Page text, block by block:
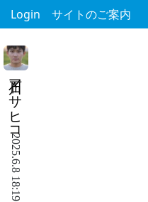
Login サイトのご案内
石川マサヒコ
2025.6.8 18:19